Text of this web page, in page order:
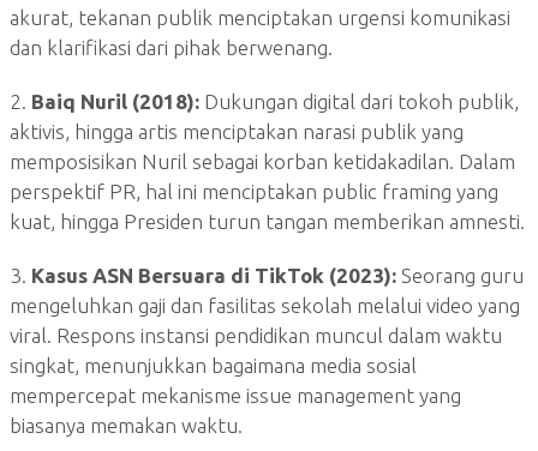
akurat, tekanan publik menciptakan urgensi komunikasi
dan klarifikasi dari pihak berwenang.
2. Baiq Nuril (2018): Dukungan digital dari tokoh publik,
aktivis, hingga artis menciptakan narasi publik yang
memposisikan Nuril sebagai korban ketidakadilan. Dalam
perspektif PR, hal ini menciptakan public framing yang
kuat, hingga Presiden turun tangan memberikan amnesti.
3. Kasus ASN Bersuara di TikTok (2023): Seorang guru
mengeluhkan gaji dan fasilitas sekolah melalui video yang
viral. Respons instansi pendidikan muncul dalam waktu
singkat, menunjukkan bagaimana media sosial
mempercepat mekanisme issue management yang
biasanya memakan waktu.